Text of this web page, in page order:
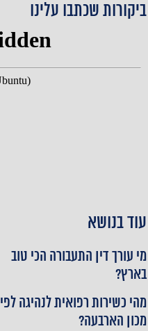
ביקורות שכתבו עלינו
עוד בנושא
מי עורך דין התעבורה הכי טוב
בארץ?
מהי כשירות רפואית לנהיגה לפי
מכון הארבעה?